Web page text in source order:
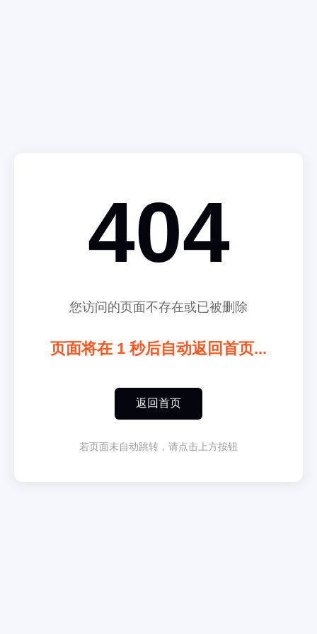
404
您访问的页面不存在或已被删除
页面将在 1 秒后自动返回首页...
返回首页
若页面未自动跳转，请点击上方按钮